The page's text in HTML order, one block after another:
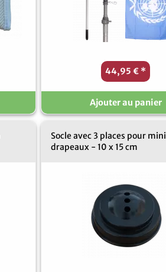
44,95 € *
Ajouter au panier
Socle avec 3 places pour mini
drapeaux - 10 x 15 cm